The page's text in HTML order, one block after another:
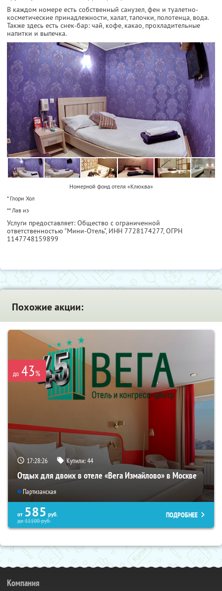
В каждом номере есть собственный санузел, фен и туалетно-
косметические принадлежности, халат, тапочки, полотенца, вода.
Также здесь есть снек-бар: чай, кофе, какао, прохладительные
напитки и выпечка.
Номерной фонд отеля «Клюква»
* Глори Хол
** Лав из
Услуги предоставляет: Общество с ограниченной
ответственностью "Мини-Отель", ИНН 7728174277, ОГРН
1147748159899
Похожие акции:
до 43%
17:28:25 Купили:44
Отдых для двоих в отеле «Вега Измайлово» в Москве
Партизанская
от 585 руб.
до11100руб.
ПОДРОБНЕЕ
Компания